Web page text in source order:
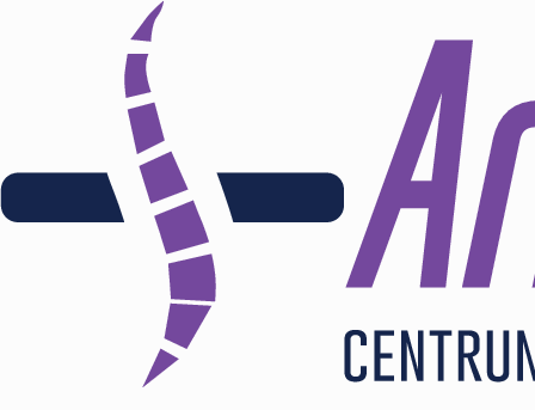
Przeskocz do treści
Wybierz centrum
medycyny i rehabilitacji
Artkinezis
Informacje i dostępne podstrony będą dopasowane do
W każdej chwili możesz zmienić wybór opcjami w
nagłówku lub w stopce strony.